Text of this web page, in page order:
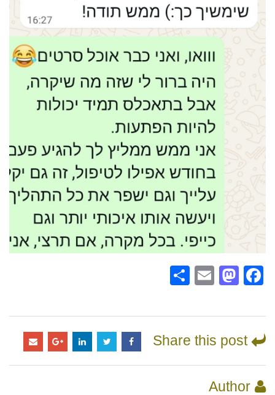
Facebook
Mastodon
Email
Share this post
Author